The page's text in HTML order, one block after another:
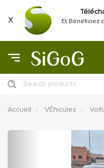
X
Et Bénéficiez
Search products
Accueil VÉhicules